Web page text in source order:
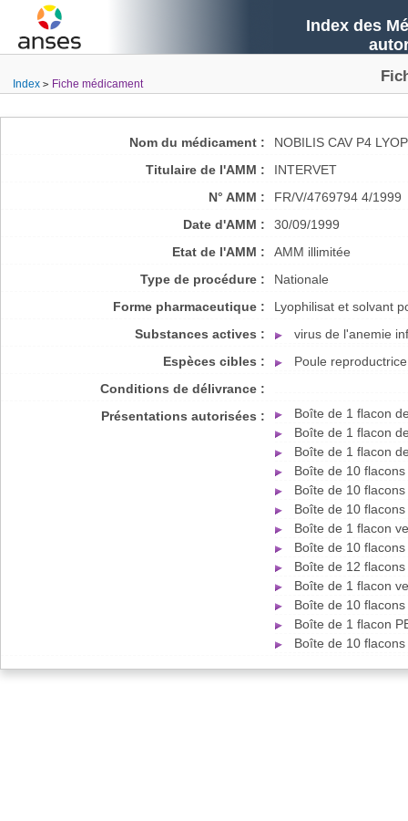
Index des
Index Fiche médicament
Nom du médicament :
NOBILIS CAV P4
Titulaire de l'AMM :
INTERVET
N° AMM :
FR/V/4769794 4/1999
Date d'AMM :
30/09/1999
Etat de l'AMM :
AMM illimitée
Type de procédure :
Nationale
Forme pharmaceutique :
Lyophilisat et solvant
Substances actives :
virus de l'anemie
Espèces cibles :
Poule reproductrice
Conditions de délivrance :
Présentations autorisées :
Boîte de 1 flacon
Boîte de 1 flacon
Boîte de 1 flacon
Boîte de 10
Boîte de 10
Boîte de 10
Boîte de 1 flacon
Boîte de 10
Boîte de 12
Boîte de 1 flacon
Boîte de 10
Boîte de 1 flacon
Boîte de 10